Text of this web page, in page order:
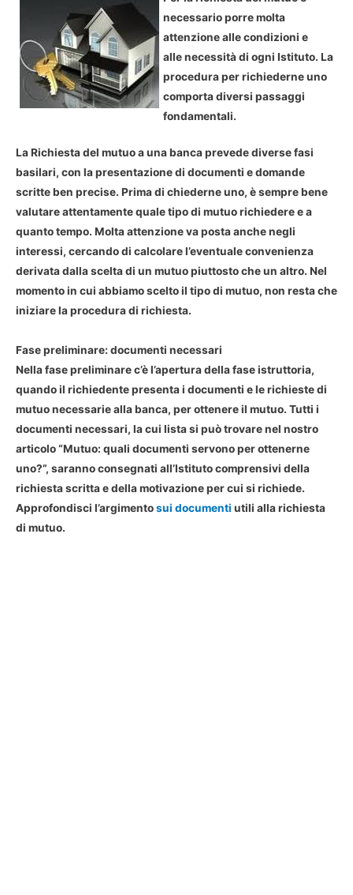
necessario porre molta
attenzione alle condizioni e
alle necessità di ogni Istituto. La
procedura per richiederne uno
comporta diversi passaggi
fondamentali.
La Richiesta del mutuo a una banca prevede diverse fasi
basilari, con la presentazione di documenti e domande
scritte ben precise. Prima di chiederne uno, è sempre bene
valutare attentamente quale tipo di mutuo richiedere e a
quanto tempo. Molta attenzione va posta anche negli
interessi, cercando di calcolare l’eventuale convenienza
derivata dalla scelta di un mutuo piuttosto che un altro. Nel
momento in cui abbiamo scelto il tipo di mutuo, non resta che
iniziare la procedura di richiesta.
Fase preliminare: documenti necessari
Nella fase preliminare c’è l’apertura della fase istruttoria,
quando il richiedente presenta i documenti e le richieste di
mutuo necessarie alla banca, per ottenere il mutuo. Tutti i
documenti necessari, la cui lista si può trovare nel nostro
articolo “Mutuo: quali documenti servono per ottenerne
uno?”, saranno consegnati all’Istituto comprensivi della
richiesta scritta e della motivazione per cui si richiede.
Approfondisci l’argimentosui documenti utili alla richiesta
di mutuo.